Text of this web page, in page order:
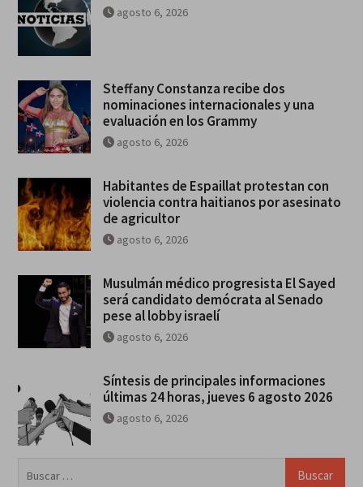
agosto 6, 2026
Steffany Constanza recibe dos
nominaciones internacionales y una
evaluación en los Grammy
agosto 6, 2026
Habitantes de Espaillat protestan con
violencia contra haitianos por asesinato
de agricultor
agosto 6, 2026
Musulmán médico progresista El Sayed
será candidato demócrata al Senado
pese al lobby israelí
agosto 6, 2026
Síntesis de principales informaciones
últimas 24 horas, jueves 6 agosto 2026
agosto 6, 2026